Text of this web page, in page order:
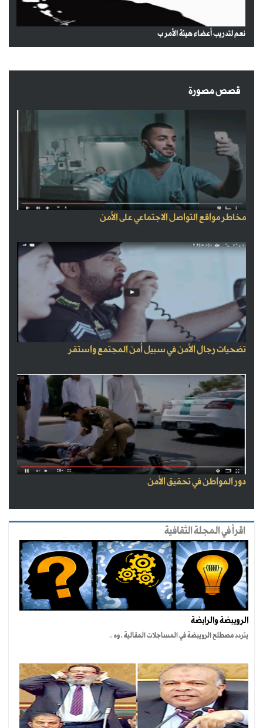
نعم لتدريب أعضاء هيئة الأمر ب
قصص مصورة
مخاطر مواقع التواصل الاجتماعي على الأمن
تضحيات رجال الأمن في سبيل أمن المجتمع واستقر
دور المواطن في تحقيق الأمن
اقرأ في المجلة الثقافية
الرويبضة والرابضة
يتردد مصطلح الرويبضة في المساجلات المقالية ، وه ..